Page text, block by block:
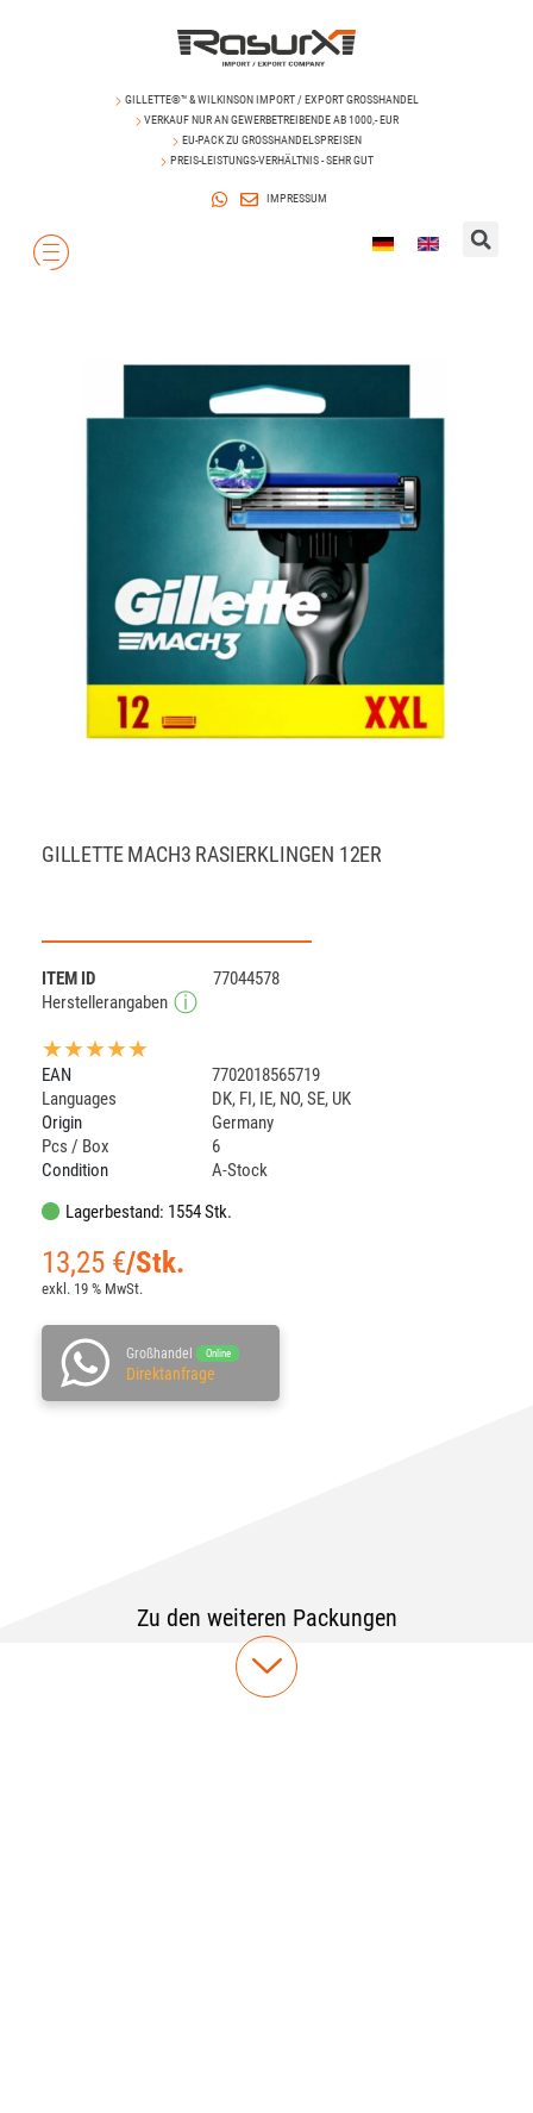
GILLETTE®™ & WILKINSON IMPORT / EXPORT GROSSHANDEL
VERKAUF NUR AN GEWERBETREIBENDE AB 1000,- EUR
EU-PACK ZU GROSSHANDELSPREISEN
PREIS-LEISTUNGS-VERHÄLTNIS - SEHR GUT
IMPRESSUM
GILLETTE MACH3 RASIERKLINGEN 12ER
ITEM ID
77044578
Herstellerangaben
★★★★★
EAN
7702018565719
Languages
DK, FI, IE, NO,SE, UK
Origin
Germany
Pcs / Box
6
Condition
A-Stock
Lagerbestand: 1554 Stk.
13,25 €/Stk.
exkl. 19 % MwSt.
Großhandel Online
Direktanfrage
Zu den weiteren Packungen